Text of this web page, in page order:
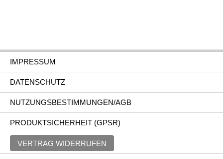
IMPRESSUM
DATENSCHUTZ
NUTZUNGSBESTIMMUNGEN/AGB
PRODUKTSICHERHEIT (GPSR)
VERTRAG WIDERRUFEN